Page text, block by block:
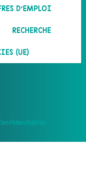
D’EMPLOI
RECHERCHE
(UE)